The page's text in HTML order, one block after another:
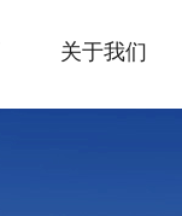
关于我们